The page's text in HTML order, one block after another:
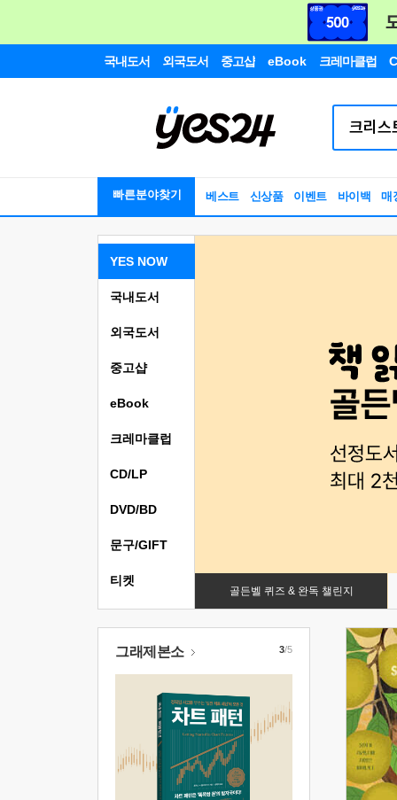
국내도서 외국도서 중고샵 eBook 크레마클럽
빠른분야찾기 베스트 신상품 이벤트 바이백 매
YES NOW
골든벨 퀴즈 & 완독 챌린지
국내도서
외국도서
중고샵
eBook
크레마클럽
CD/LP
DVD/BD
문구/GIFT
티켓
그래제본소 3/5